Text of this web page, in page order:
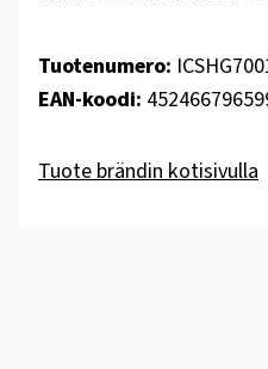
Tuotenumero:
EAN-koodi:
Tuote brändin kotisivulla